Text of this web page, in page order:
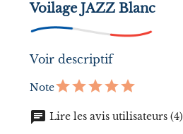
Voilage JAZZ Blanc
Voir descriptif
Note
chat Lire les avis utilisateurs (4)